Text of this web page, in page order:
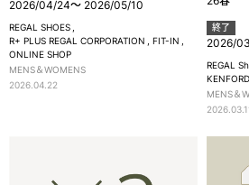
2026/04/24～ 2026/05/10
REGAL SHOES
R+ PLUS REGAL CORPORATION
FIT-IN
ONLINE SHOP
MENS＆WOMENS
2026.04.22
終了
2026/
REGAL
KENFORD
MENS＆